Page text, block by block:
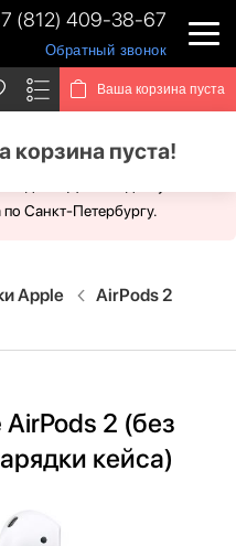
(812) 409-38-67
Обратный звонок
Ваша корзина пуста
корзина пуста!
Для Вас доступен
по Санкт-Петербургу.
Apple AirPods 2
2 (без
кейса)